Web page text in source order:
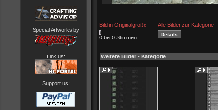
Special Artworks by
Link us:
Support us:
Bild in Originalgröße Alle Bilder zur Kategorie
0 bei 0 Stimmen
Weitere Bilder - Kategorie